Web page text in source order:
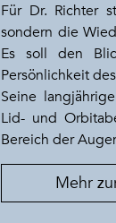
Für Dr. Richter
sondern die
Es soll den
Persönlichkeit
Seine
Lid- und
Bereich der
Mehr